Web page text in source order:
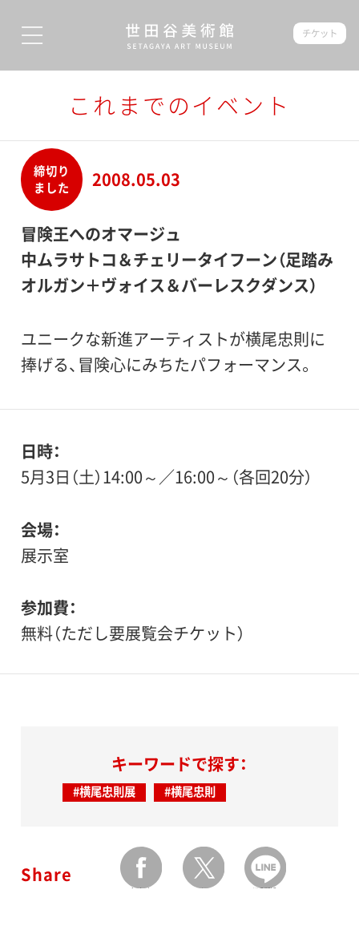
チケット
これまでのイベント
締切り
ました
2008.05.03
冒険王へのオマージュ
中ムラサトコ＆チェリータイフーン（足踏み
オルガン＋ヴォイス＆バーレスクダンス）
ユニークな新進アーティストが横尾忠則に
捧げる、冒険心にみちたパフォーマンス。
日時
5月3日（土）14:00～／16:00～（各回20分）
会場
展示室
参加費
無料（ただし要展覧会チケット）
キーワードで探す：
#横尾忠則展 #横尾忠則
Share
facebook twitter LINEで送る